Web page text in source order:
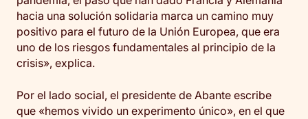
hacia una solución solidaria marca un camino muy
positivo para el futuro de la Unión Europea, que era
uno de los riesgos fundamentales al principio de la
crisis», explica.
Por el lado social, el presidente de Abante escribe
que «hemos vivido un experimento único», en el que